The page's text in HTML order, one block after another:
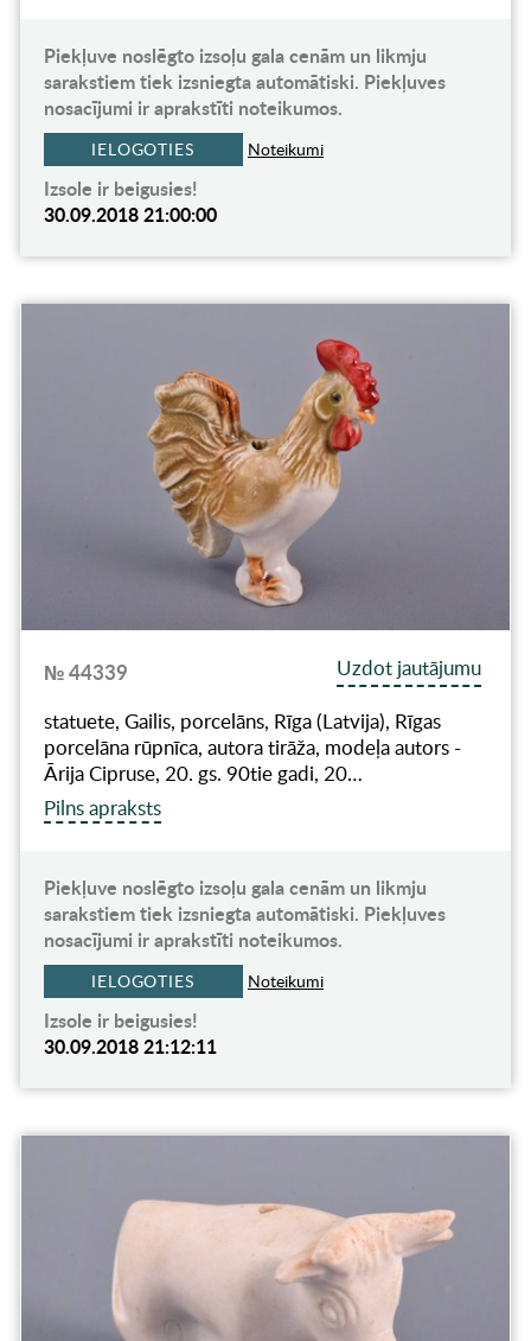
Piekļuve noslēgto izsoļu gala cenām un likmju
sarakstiem tiek izsniegta automātiski. Piekļuves
nosacījumi ir aprakstīti noteikumos.
IELOGOTIES Noteikumi
Izsole ir beigusies!
30.09.2018 21:00:00
№ 44339
Uzdot jautājumu
statuete, Gailis, porcelāns, Rīga (Latvija), Rīgas
porcelāna rūpnīca, autora tirāža, modeļa autors -
Ārija Cipruse, 20. gs. 90tie gadi, 20…
Pilns apraksts
Piekļuve noslēgto izsoļu gala cenām un likmju
sarakstiem tiek izsniegta automātiski. Piekļuves
nosacījumi ir aprakstīti noteikumos.
IELOGOTIES Noteikumi
Izsole ir beigusies!
30.09.2018 21:12:11